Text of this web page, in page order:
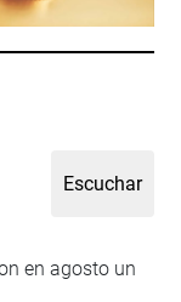
en agosto un